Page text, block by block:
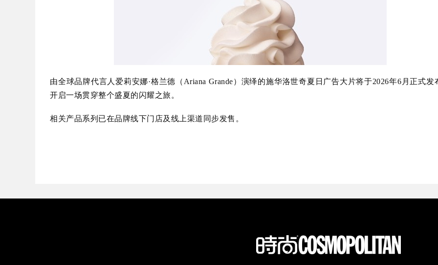
由全球品牌代言人爱莉安娜·格兰德（Ariana Grande）演绎的施华洛世奇夏日广告大片将于2026年6月正式发
开启一场贯穿整个盛夏的闪耀之旅。
相关产品系列已在品牌线下门店及线上渠道同步发售。